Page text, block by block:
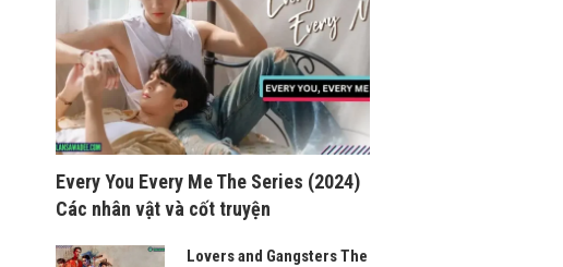
Every You Every Me The Series (2024)
Các nhân vật và cốt truyện
Lovers and Gangsters The